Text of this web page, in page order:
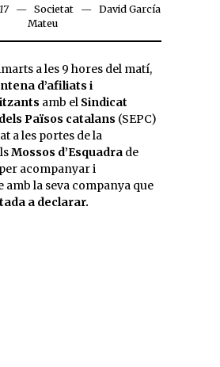
Societat
David García
Mateu
a les 9 hores del matí,
d’afiliats i
amb el Sindicat
Països catalans (SEPC)
a les portes de la
Mossos d’Esquadra de
acompanyar i
amb la seva companya que
a declarar.